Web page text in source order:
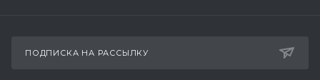
ПОДПИСКА НА РАССЫЛКУ